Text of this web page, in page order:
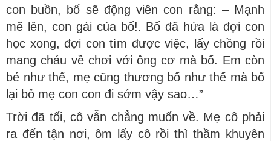
con buồn, bố sẽ động viên con rằng: – Mạnh
mẽ lên, con gái của bố!. Bố đã hứa là đợi con
học xong, đợi con tìm được việc, lấy chồng rồi
mang cháu về chơi với ông cơ mà bố. Em còn
bé như thế, mẹ cũng thương bố như thế mà bố
lại bỏ mẹ con con đi sớm vậy sao…”
Trời đã tối, cô vẫn chẳng muốn về. Mẹ cô phải
ra đến tận nơi, ôm lấy cô rồi thì thầm khuyên